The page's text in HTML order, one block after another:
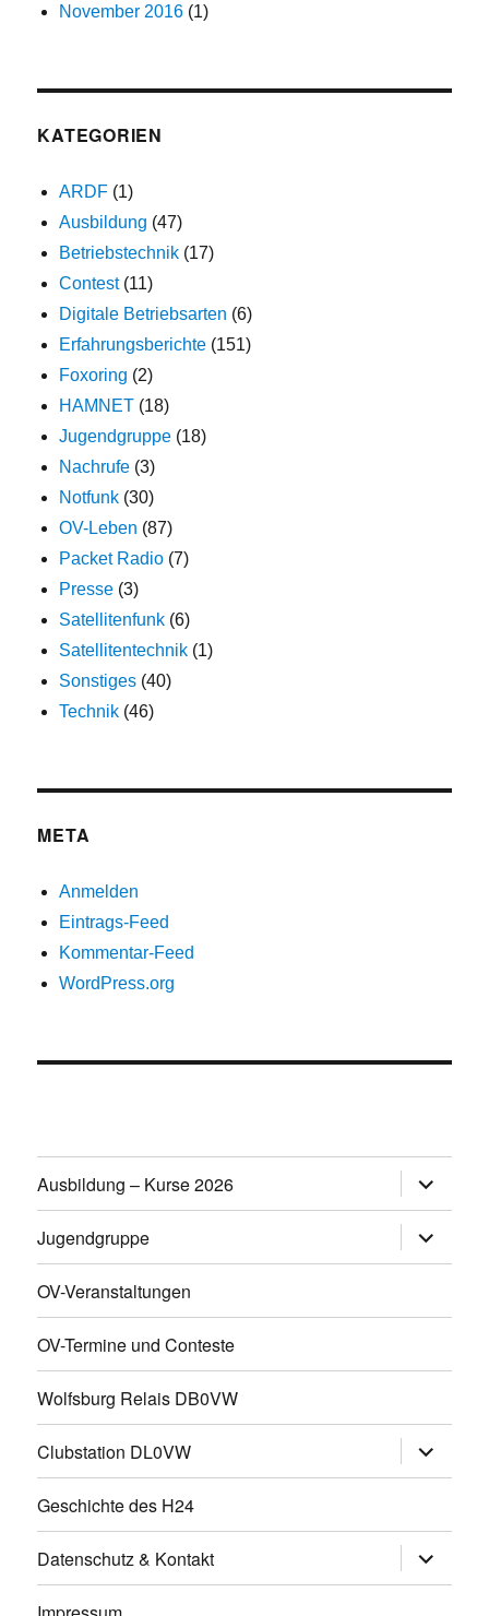
November 2016 (1)
KATEGORIEN
ARDF (1)
Ausbildung (47)
Betriebstechnik (17)
Contest(11)
Digitale Betriebsarten (6)
Erfahrungsberichte (151)
Foxoring (2)
HAMNET (18)
Jugendgruppe (18)
Nachrufe (3)
Notfunk (30)
OV-Leben (87)
Packet Radio (7)
Presse (3)
Satellitenfunk (6)
Satellitentechnik (1)
Sonstiges (40)
Technik (46)
META
Anmelden
Eintrags-Feed
Kommentar-Feed
WordPress.org
Ausbildung – Kurse 2026
öffnen
Jugendgruppe
öffnen
OV-Veranstaltungen
OV-Termine und Conteste
Wolfsburg Relais DB0VW
Clubstation DL0VW
öffnen
Geschichte des H24
Datenschutz & Kontakt
öffnen